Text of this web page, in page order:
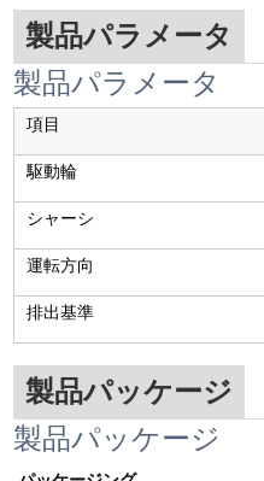
製品パラメータ
製品パラメータ
項目
駆動輪
シャーシ
運転方向
排出基準
製品パッケージ
製品パッケージ